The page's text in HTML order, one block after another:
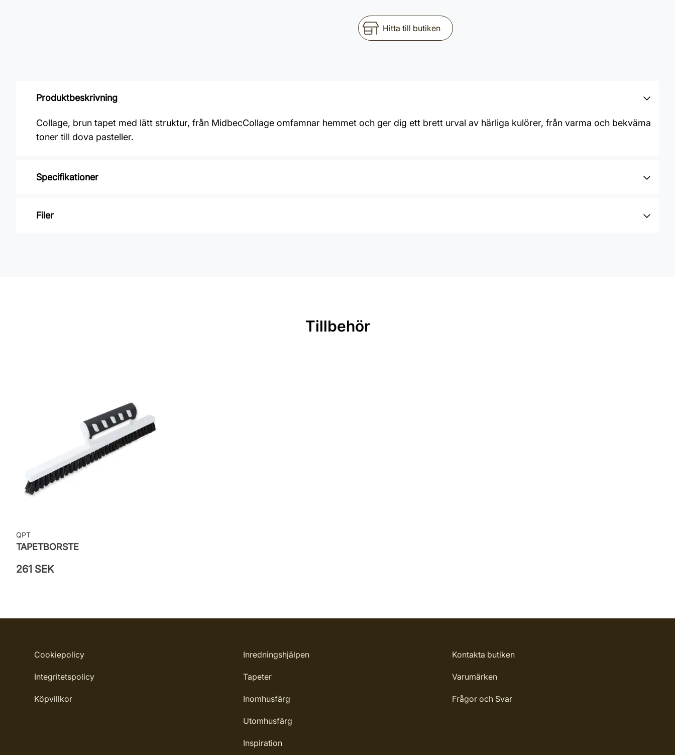
Hitta till butiken
Produktbeskrivning
Collage, brun tapet med lätt struktur, från MidbecCollage omfamnar hemmet och ger dig ett brett urval av härliga kulörer, från varma och bekväma
toner till dova pasteller.
Specifikationer
Varumärke: Midbec Tapeter
Filer
Tillbehör
QPT
TAPETBORSTE
261 SEK
Cookiepolicy
Integritetspolicy
Köpvillkor
Inredningshjälpen
Tapeter
Inomhusfärg
Utomhusfärg
Inspiration
Kontakta butiken
Varumärken
Frågor och Svar